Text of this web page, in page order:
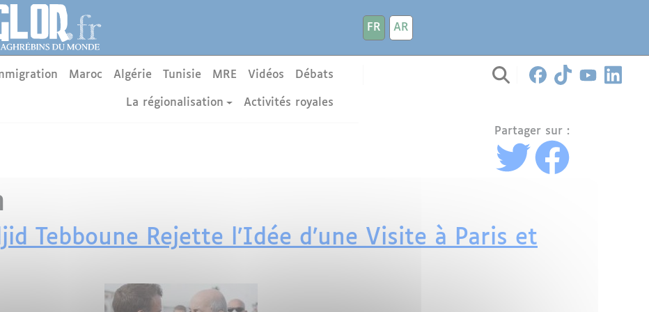
FR
AR
Maroc Algérie Tunisie MRE Vidéos Débats
La régionalisation Activités royales
Partager sur :
Tebboune Rejette l’Idée d’une Visite à Paris et